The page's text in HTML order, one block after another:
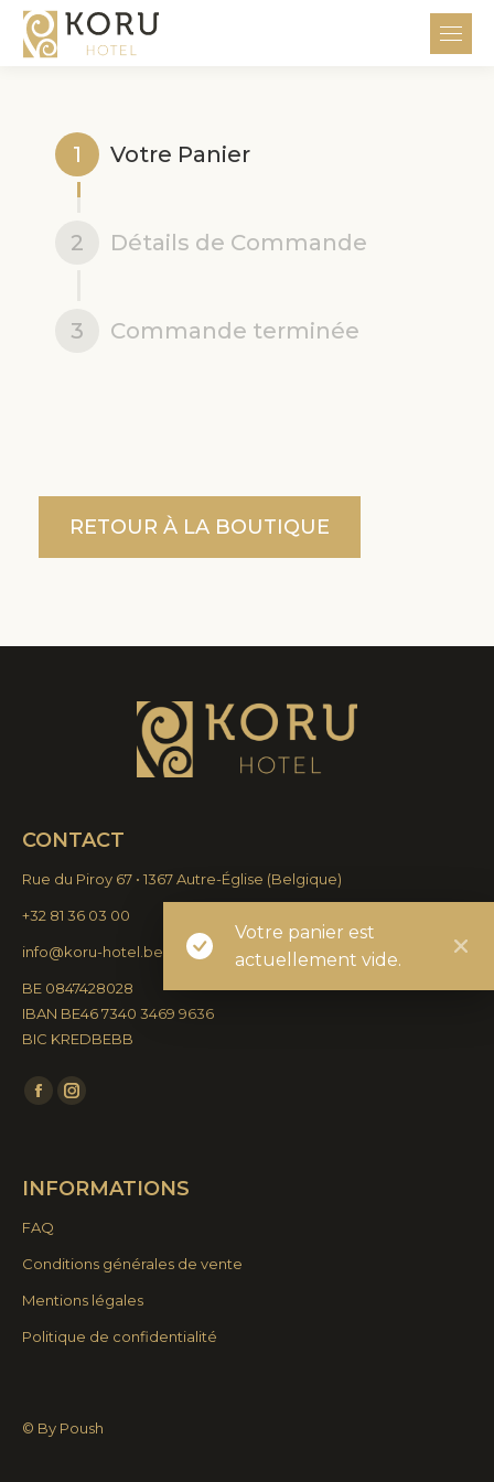
Votre Panier
1
Détails de Commande
2
Commande terminée
3
Votre panier est
actuellement vide.
RETOUR À LA BOUTIQUE
CONTACT
Rue du Piroy 67 • 1367 Autre-Église (Belgique)
+32 81 36 03 00
info@koru-hotel.be
BE 0847428028
IBAN BE46 7340 3469 9636
BIC KREDBEBB
Trouvez nous sur :
La
s'ouvre
nouvelle
fenêtre
La
s'ouvre
nouvelle
fenêtre
INFORMATIONS
FAQ
Conditions générales de vente
Mentions légales
Politique de confidentialité
© By Poush